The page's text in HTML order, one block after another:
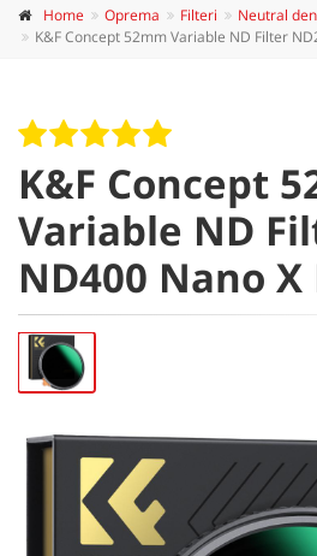
Home Oprema Filteri
Neutral
K&F Concept 52mm Variable ND Filter
K&F Concept
Variable ND
ND400 Nano X